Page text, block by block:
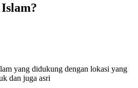
yang didukung dengan lokasi yang
dan juga asri